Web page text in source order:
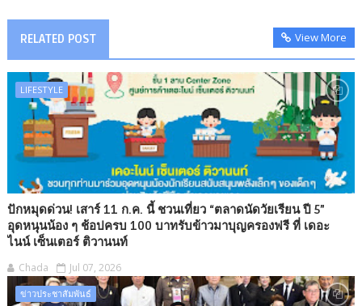
RELATED POST View More
LIFESTYLE
ปักหมุดด่วน! เสาร์ 11 ก.ค. นี้ ชวนเที่ยว “ตลาดนัดวัยเรียน ปี 5”
อุดหนุนน้อง ๆ ช้อปครบ 100 บาทรับข้าวมาบุญครองฟรี ที่ เดอะ
ไนน์ เซ็นเตอร์ ติวานนท์
Chada Jul 07, 2026
ข่าวประชาสัมพันธ์